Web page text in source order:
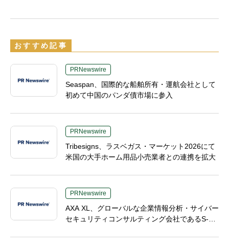
おすすめ記事
PRNewswire
Seaspan、国際的な船舶所有・運航会社として
初めて中国のパンダ債市場に参入
PRNewswire
Tribesigns、ラスベガス・マーケット2026にて
米国の大手ホーム用品小売業者との連携を拡大
PRNewswire
AXA XL、グローバルな企業情報分析・サイバー
セキュリティコンサルティング会社であるS-R